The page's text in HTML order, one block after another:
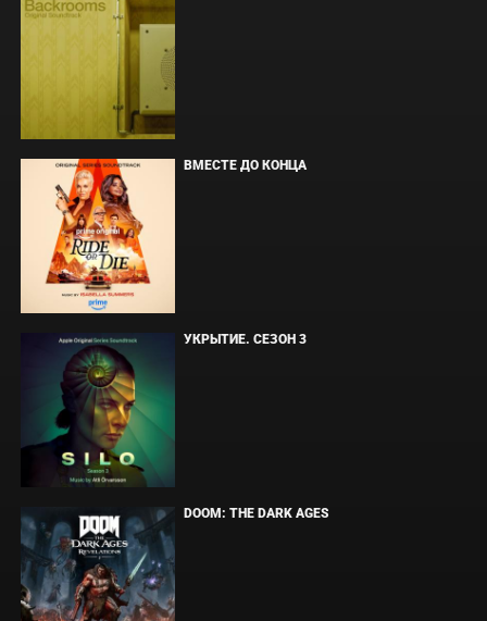
ВМЕСТЕ ДО КОНЦА
УКРЫТИЕ. СЕЗОН 3
DOOM: THE DARK AGES